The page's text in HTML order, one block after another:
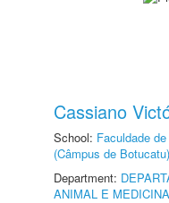
Cassiano
School: Faculdade
(Câmpus de Botucatu)
Department:
ANIMAL E